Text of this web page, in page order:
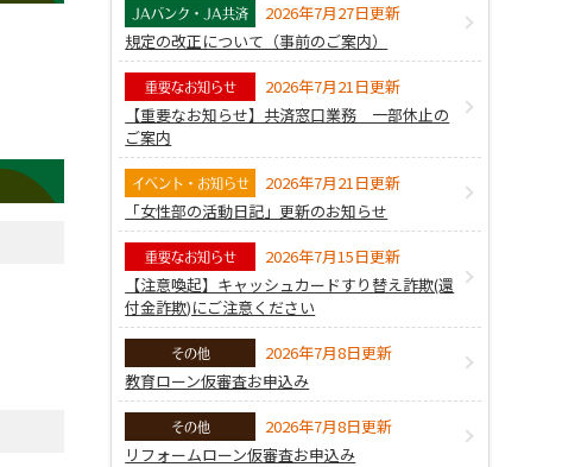
JAバンク・JA共済
2026年7月27日更新
規定の改正について（事前のご案内）
重要なお知らせ
2026年7月21日更新
【重要なお知らせ】共済窓口業務 一部休止の
ご案内
イベント・お知らせ
2026年7月21日更新
「女性部の活動日記」更新のお知らせ
重要なお知らせ
2026年7月15日更新
【注意喚起】キャッシュカードすり替え詐欺(還
付金詐欺)にご注意ください
その他
2026年7月8日更新
教育ローン仮審査お申込み
その他
2026年7月8日更新
リフォームローン仮審査お申込み